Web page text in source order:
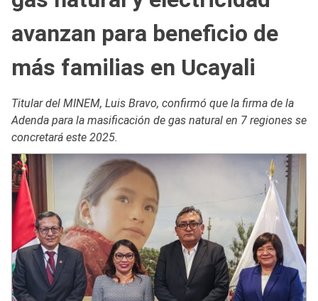
avanzan para beneficio de
más familias en Ucayali
Titular del MINEM, Luis Bravo, confirmó que la firma de la
Adenda para la masificación de gas natural en 7 regiones se
concretará este 2025.